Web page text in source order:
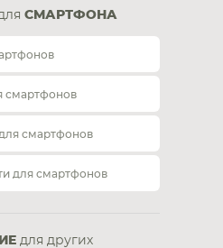
СМАРТФОНА
смартфонов
смартфонов
для смартфонов
для других